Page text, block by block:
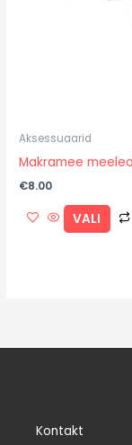
Aksessuaarid
Makramee
€8.00
VALI
Kontakt